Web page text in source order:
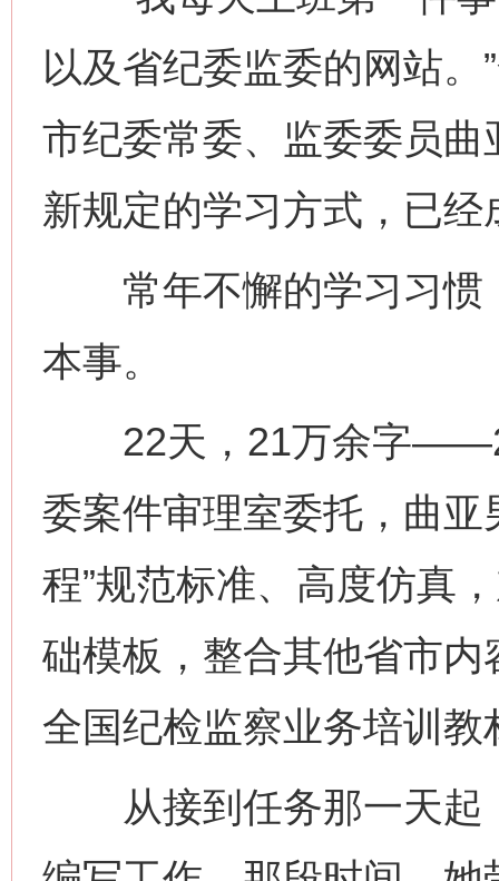
以及省纪委监委的网站
市纪委常委、监委委员
新规定的学习方式，已
常年不懈的学习习惯
本事。
22天，21万余字
委案件审理室委托，曲亚
程”规范标准、高度仿真
础模板，整合其他省市
全国纪检监察业务培训教
从接到任务那一天起